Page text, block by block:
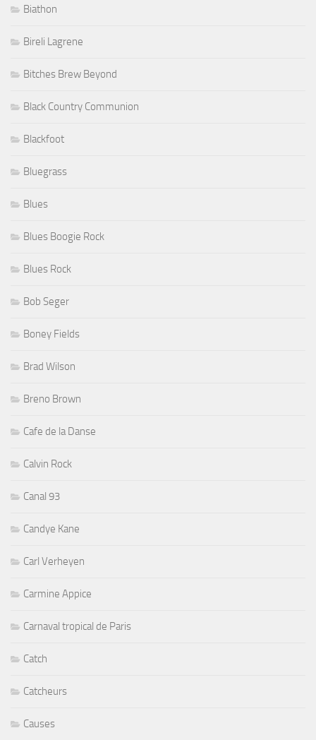
Biathon
Bireli Lagrene
Bitches Brew Beyond
Black Country Communion
Blackfoot
Bluegrass
Blues
Blues Boogie Rock
Blues Rock
Bob Seger
Boney Fields
Brad Wilson
Breno Brown
Cafe de la Danse
Calvin Rock
Canal 93
Candye Kane
Carl Verheyen
Carmine Appice
Carnaval tropical de Paris
Catch
Catcheurs
Causes